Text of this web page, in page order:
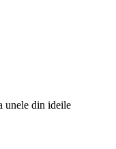
unele din ideile